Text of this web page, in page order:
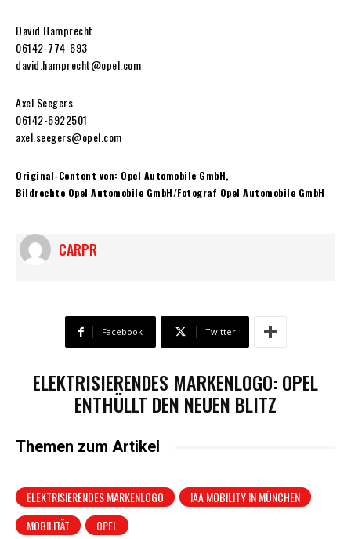
David Hamprecht
06142-774-693
david.hamprecht@opel.com
Axel Seegers
06142-6922501
axel.seegers@opel.com
Original-Content von: Opel Automobile GmbH,
Bildrechte Opel Automobile GmbH/Fotograf Opel Automobile GmbH
CARPR
Facebook Twitter
ELEKTRISIERENDES MARKENLOGO: OPEL
ENTHÜLLT DEN NEUEN BLITZ
Themen zum Artikel
ELEKTRISIERENDES MARKENLOGO
IAA MOBILITY IN MÜNCHEN
MOBILITÄT
OPEL